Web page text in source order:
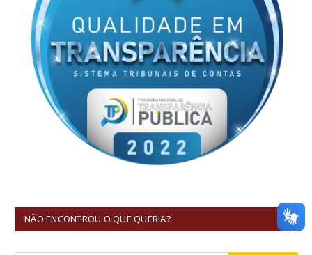
NÃO ENCONTROU O QUE QUERIA?